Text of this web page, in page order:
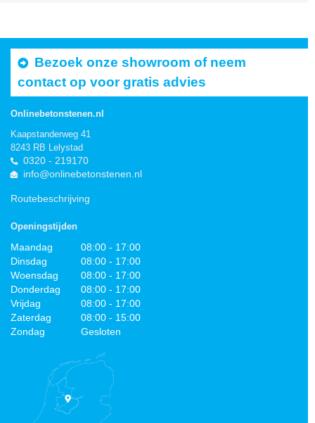
Bezoek onze showroom of neem
contact op voor gratis advies
Onlinebetonstenen.nl
Kaapstanderweg 41
8243 RB Lelystad
0320 - 219170
info@onlinebetonstenen.nl
Routebeschrijving
Openingstijden
Maandag
08:00 - 17:00
Dinsdag
08:00 - 17:00
Woensdag
08:00 - 17:00
Donderdag
08:00 - 17:00
Vrijdag
08:00 - 17:00
Zaterdag
08:00 - 15:00
Zondag
Gesloten